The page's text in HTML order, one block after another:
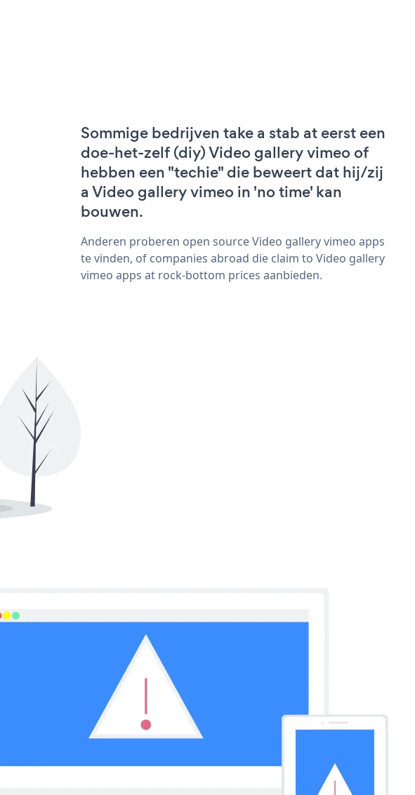
Sommige bedrijven take a stab at eerst een
doe-het-zelf (diy) Video gallery vimeo of
hebben een "techie" die beweert dat hij/zij
a Video gallery vimeo in 'no time' kan
bouwen.
Anderen proberen open source Video gallery vimeo apps
te vinden, of companies abroad die claim to Video gallery
vimeo apps at rock-bottom prices aanbieden.